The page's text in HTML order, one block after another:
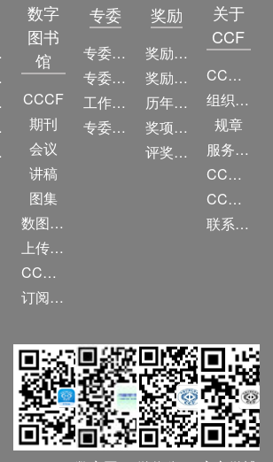
数字
图书
馆
CCCF
期刊
会议
讲稿
图集
数图编审委员会
上传/发布作品
CCF DL Focus
订阅《计算》
专委
专委简介
专委条例
工作问答
专委名单
奖励
奖励动态
奖励目录
历年获奖名单
奖项推荐
评奖条例
关于
CCF
CCF简介
组织机构
规章
服务项目
CCF大事记
CCF创建60周年
联系我们